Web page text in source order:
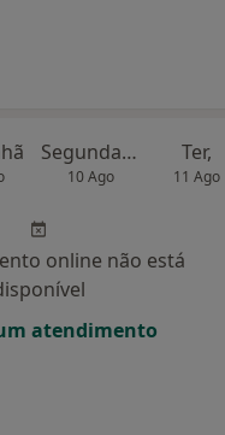
Segunda-feira
10 Ago
Ter,
11 Ago
online não está
atendimento